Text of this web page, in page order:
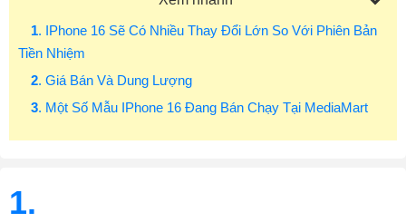
1. IPhone 16 Sẽ Có Nhiều Thay Đổi Lớn So Với Phiên Bản
Tiền Nhiệm
2. Giá Bán Và Dung Lượng
3. Một Số Mẫu IPhone 16 Đang Bán Chạy Tại MediaMart
1.